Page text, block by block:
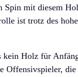
Spin mit diesem
ist trotz des
kein Holz für
Offensivspieler,